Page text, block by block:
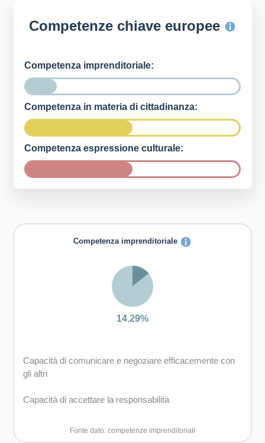
Competenze chiave europee
Competenza imprenditoriale:
Competenza in materia di cittadinanza:
Competenza espressione culturale:
Competenza imprenditoriale
14.29%
Capacità di comunicare e negoziare efficacemente con
gli altri
Capacità di accettare la responsabilità
Fonte dato: competenze imprenditoriali